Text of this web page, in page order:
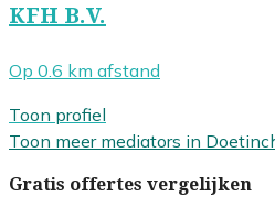
KFH B.V.
Op 0.6 km afstand
Toon profiel
Toon meer mediators in
Gratis offertes vergelijken